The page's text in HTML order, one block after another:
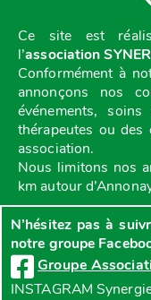
Ce site est
l’association
Conformément à
annonçons nos
événements,
thérapeutes ou des
association.
Nous limitons nos
km autour
N’hésitez pas à
notre groupe
Groupe
INSTAGRAM